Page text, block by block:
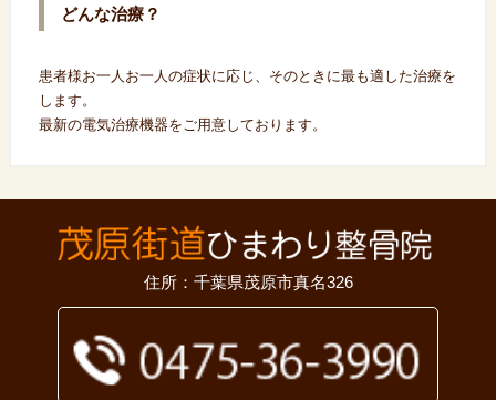
どんな治療？
患者様お一人お一人の症状に応じ、そのときに最も適した治療を
します。
最新の電気治療機器をご用意しております。
住所：千葉県茂原市真名326